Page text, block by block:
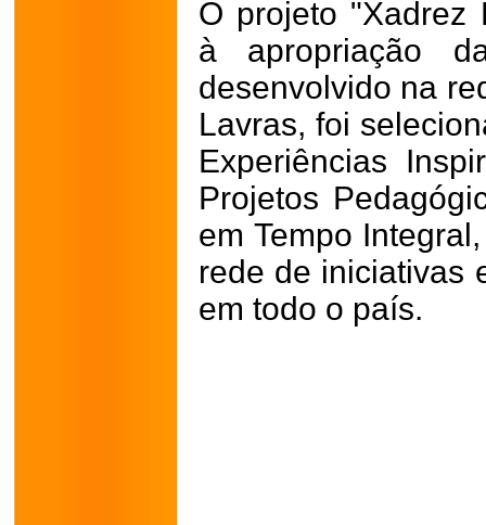
O projeto "Xadrez
à apropriação
desenvolvido na
Lavras, foi
Experiências
Projetos
em Tempo
rede de iniciativas
em todo o país.